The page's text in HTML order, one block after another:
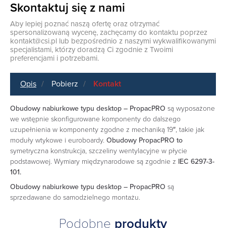
Skontaktuj się z nami
Aby lepiej poznać naszą ofertę oraz otrzymać
spersonalizowaną wycenę, zachęcamy do kontaktu poprzez
kontakt@csi.pl lub bezpośrednio z naszymi wykwalifikowanymi
specjalistami, którzy doradzą Ci zgodnie z Twoimi
preferencjami i potrzebami.
Opis Pobierz Kontakt
Obudowy nabiurkowe typu desktop – PropacPRO są wyposażone
we wstępnie skonfigurowane komponenty do dalszego
uzupełnienia w komponenty zgodne z mechaniką 19″, takie jak
moduły wtykowe i euroboardy. Obudowy PropacPRO to
symetryczna konstrukcja, szczeliny wentylacyjne w płycie
podstawowej. Wymiary międzynarodowe są zgodnie z IEC 6297-3-
101.
Obudowy nabiurkowe typu desktop – PropacPRO są
sprzedawane do samodzielnego montażu.
Podobne produkty